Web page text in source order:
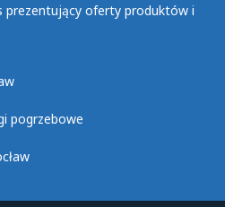
prezentujący oferty produktów i
pogrzebowe